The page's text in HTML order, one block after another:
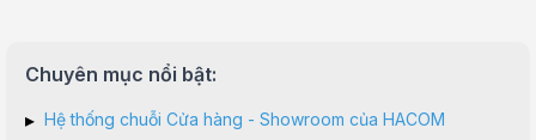
Chuyên mục nổi bật:
▸ Hệ thống chuỗi Cửa hàng - Showroom của HACOM